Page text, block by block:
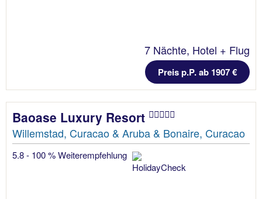
7 Nächte, Hotel + Flug
Preis p.P. ab 1907 €
Baoase Luxury Resort
Willemstad, Curacao & Aruba & Bonaire, Curacao
5.8 - 100 % Weiterempfehlung